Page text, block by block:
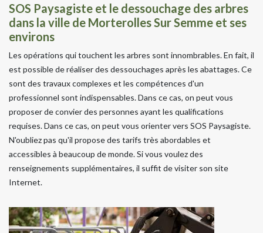
SOS Paysagiste et le dessouchage des arbres
dans la ville de Morterolles Sur Semme et ses
environs
Les opérations qui touchent les arbres sont innombrables. En fait, il
est possible de réaliser des dessouchages après les abattages. Ce
sont des travaux complexes et les compétences d'un
professionnel sont indispensables. Dans ce cas, on peut vous
proposer de convier des personnes ayant les qualifications
requises. Dans ce cas, on peut vous orienter vers SOS Paysagiste.
N'oubliez pas qu'il propose des tarifs très abordables et
accessibles à beaucoup de monde. Si vous voulez des
renseignements supplémentaires, il suffit de visiter son site
Internet.